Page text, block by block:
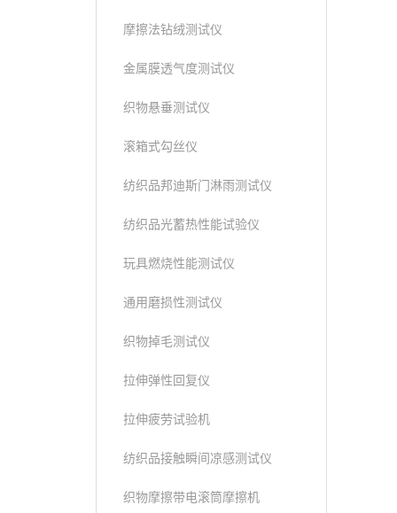
摩擦法钻绒测试仪
金属膜透气度测试仪
织物悬垂测试仪
滚箱式勾丝仪
纺织品邦迪斯门淋雨测试仪
纺织品光蓄热性能试验仪
玩具燃烧性能测试仪
通用磨损性测试仪
织物掉毛测试仪
拉伸弹性回复仪
拉伸疲劳试验机
纺织品接触瞬间凉感测试仪
织物摩擦带电滚筒摩擦机